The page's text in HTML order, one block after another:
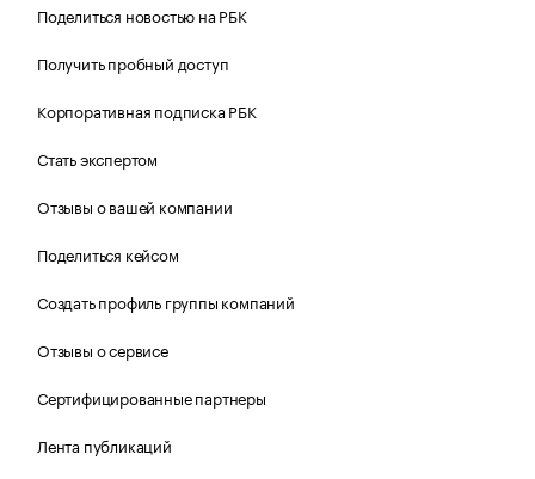
Поделиться новостью на РБК
Получить пробный доступ
Корпоративная подписка РБК
Стать экспертом
Отзывы о вашей компании
Поделиться кейсом
Создать профиль группы компаний
Отзывы о сервисе
Сертифицированные партнеры
Лента публикаций